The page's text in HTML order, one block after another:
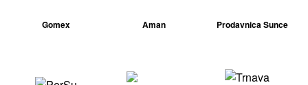
Gomex Aman Prodavnica Sunce